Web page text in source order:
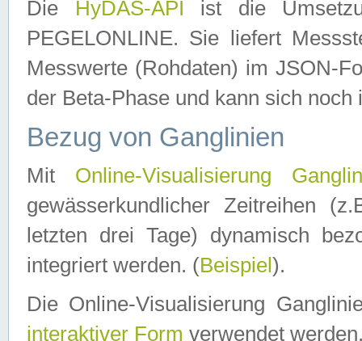
Die HyDAS-API ist die
PEGELONLINE. Sie liefert
Messwerte (Rohdaten) im JSON-
der Beta-Phase und kann sich noch
Bezug von Ganglinien
Mit Online-Visualisierung
gewässerkundlicher Zeitreihen
letzten drei Tage) dynamisch
integriert werden. (Beispiel ).
Die Online-Visualisierung
interaktiver Form verwendet